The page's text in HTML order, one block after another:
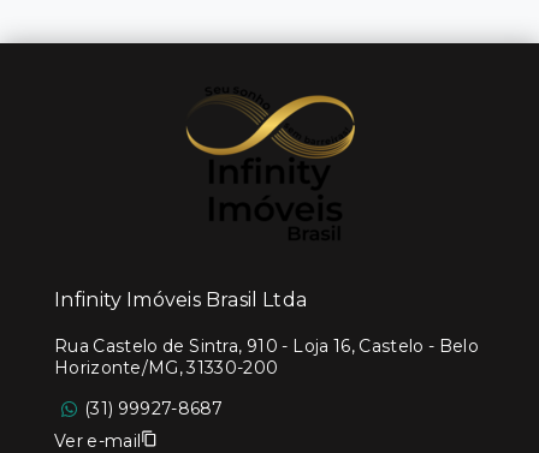
Infinity Imóveis Brasil Ltda
Rua Castelo de Sintra, 910 - Loja 16, Castelo - Belo
Horizonte/MG, 31330-200
(31) 99927-8687
Ver e-mail